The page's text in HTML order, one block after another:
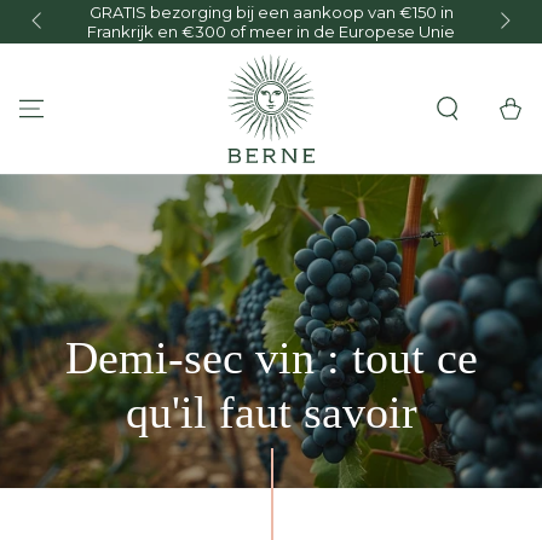
GA NAAR INHOUD
GRATIS bezorging bij een aankoop van €150 in
Frankrijk en €300 of meer in de Europese Unie
Demi-sec vin : tout ce
qu'il faut savoir